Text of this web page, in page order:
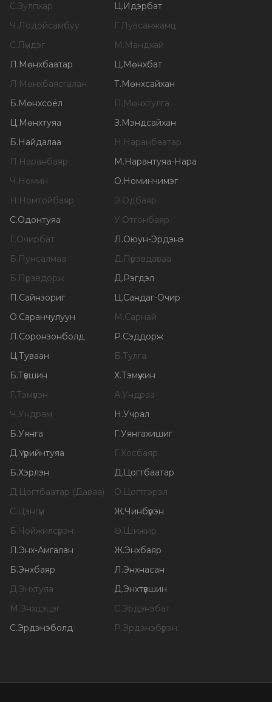
С.Зулпхар Ц.Идэрбат
Ч.Лодойсамбуу Г.Лувсанжамц
С.Лүндэг М.Мандхай
Л.Мөнхбаатар Ц.Мөнхбат
Л.Мөнхбаясгалан Т.Мөнхсайхан
Б.Мөнхсоёл П.Мөнхтулга
Ц.Мөнхтуяа З.Мэндсайхан
Б.Найдалаа Н.Наранбаатар
П.Наранбаяр М.Нарантуяа-Нара
Ч.Номин О.Номинчимэг
Н.Номтойбаяр Э.Одбаяр
С.Одонтуяа У.Отгонбаяр
Г.Очирбат Л.Оюун-Эрдэнэ
Б.Пунсалмаа Д.Пүрэвдаваа
Б.Пүрэвдорж Д.Рэгдэл
П.Сайнзориг Ц.Сандаг-Очир
О.Саранчулуун М.Сарнай
Л.Соронзонболд Р.Сэддорж
Ц.Туваан Б.Тулга
Б.Түвшин Х.Тэмүүжин
Г.Тэмүүлэн А.Ундраа
Ч.Ундрам Н.Учрал
Б.Уянга Г.Уянгахишиг
Д.Үүрийнтуяа Г.Хосбаяр
Б.Хэрлэн Д.Цогтбаатар
Д.Цогтбаатар (Даваа) О.Цогтгэрэл
С.Цэнгүүн Ж.Чинбүрэн
Б.Чойжилсүрэн Ө.Шижир
Л.Энх-Амгалан Ж.Энхбаяр
Б.Энхбаяр Л.Энхнасан
Д.Энхтуяа Д.Энхтүвшин
М.Энхцэцэг С.Эрдэнэбат
С.Эрдэнэболд Р.Эрдэнэбүрэн